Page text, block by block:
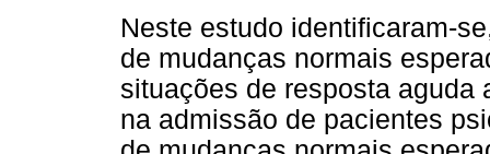
Neste estudo identificaram-
de mudanças normais
situações de resposta aguda
na admissão de pacientes